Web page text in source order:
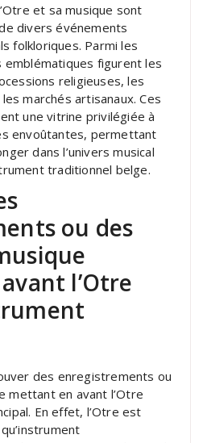
et sa musique sont
divers événements
folkloriques. Parmi les
emblématiques figurent les
religieuses, les
marchés artisanaux. Ces
une vitrine privilégiée à
envoûtantes, permettant
dans l’univers musical
traditionnel belge.
ou des
l’Otre
des enregistrements ou
mettant en avant l’Otre
En effet, l’Otre est